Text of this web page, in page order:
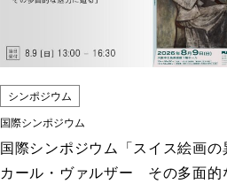
シンポジウム
国際シンポジウム
国際シンポジウム「スイス絵画
カール・ヴァルザー その多面的